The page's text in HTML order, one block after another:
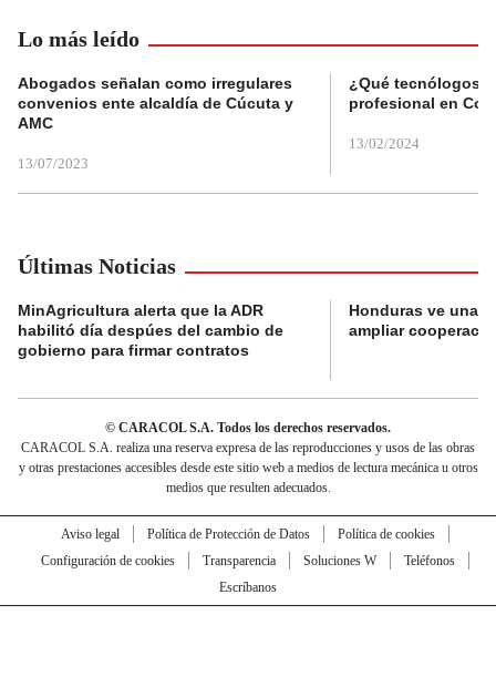
Lo más leído
Abogados señalan como irregulares
convenios ente alcaldía de Cúcuta y
AMC
13/07/2023
¿Qué tecnólogos
profesional en
13/02/2024
Últimas Noticias
MinAgricultura alerta que la ADR
habilitó día despúes del cambio de
gobierno para firmar contratos
Honduras ve una
ampliar
© CARACOL S.A. Todos los derechos reservados.
CARACOL S.A. realiza una reserva expresa de las reproducciones y usos de las obras
y otras prestaciones accesibles desde este sitio web a medios de lectura mecánica u otros
medios que resulten adecuados.
Aviso legal Política de Protección de Datos
Política de cookies
Configuración de cookies
Transparencia Soluciones W
Teléfonos
Escríbanos